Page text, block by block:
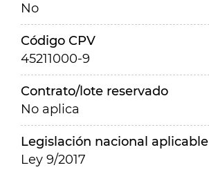
No
Código CPV
45211000-9
Contrato/lote reservado
No aplica
Legislación nacional aplicable
Ley 9/2017